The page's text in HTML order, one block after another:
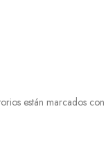
están marcados con